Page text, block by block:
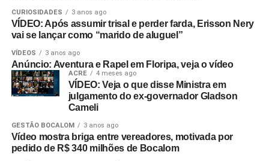
CURIOSIDADES 3 anos ago
VÍDEO: Após assumir trisal e perder farda, Erisson Nery
vai se lançar como “marido de aluguel”
VÍDEOS 3 anos ago
Anúncio: Aventura e Rapel em Floripa, veja o vídeo
ACRE 4 meses ago
VÍDEO: Veja o que disse Ministra em
julgamento do ex-governador Gladson
Cameli
GESTÃO BOCALOM 3 anos ago
Vídeo mostra briga entre vereadores, motivada por
pedido de R$ 340 milhões de Bocalom